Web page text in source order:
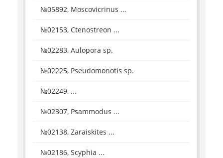
№05892, Moscovicrinus ...
№02153, Ctenostreon ...
№02283, Aulopora sp.
№02225, Pseudomonotis sp.
№02249, ...
№02307, Psammodus ...
№02138, Zaraiskites ...
№02186, Scyphia ...